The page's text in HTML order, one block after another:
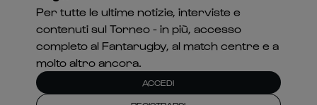
ACCEDI
REGISTRARSI